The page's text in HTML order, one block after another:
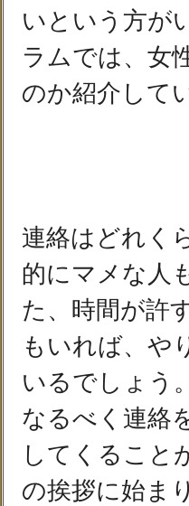
いという方が
ラムでは、女
のか紹介して
連絡はどれく
的にマメな人
た、時間が許
もいれば、や
いるでしょう。
なるべく連絡
してくること
の挨拶に始ま